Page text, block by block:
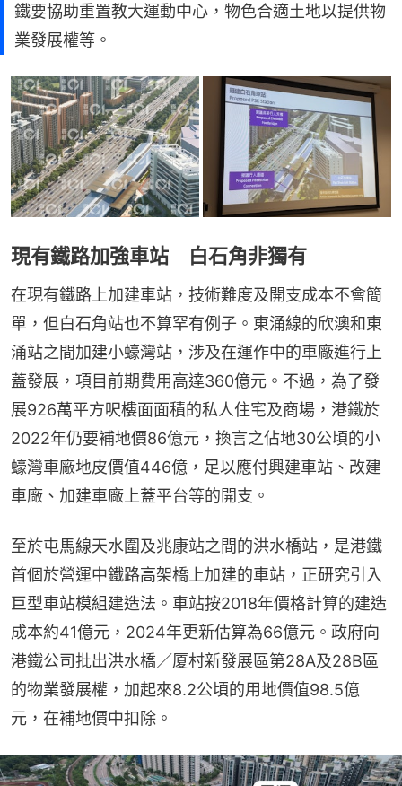
鐵要協助重置教大運動中心，物色合適土地以提供物
業發展權等。
現有鐵路加強車站 白石角非獨有
在現有鐵路上加建車站，技術難度及開支成本不會簡
單，但白石角站也不算罕有例子。東涌線的欣澳和東
涌站之間加建小蠔灣站，涉及在運作中的車廠進行上
蓋發展，項目前期費用高達360億元。不過，為了發
展926萬平方呎樓面面積的私人住宅及商場，港鐵於
2022年仍要補地價86億元，換言之佔地30公頃的小
蠔灣車廠地皮價值446億，足以應付興建車站、改建
車廠、加建車廠上蓋平台等的開支。
至於屯馬線天水圍及兆康站之間的洪水橋站，是港鐵
首個於營運中鐵路高架橋上加建的車站，正研究引入
巨型車站模組建造法。車站按2018年價格計算的建造
成本約41億元，2024年更新估算為66億元。政府向
港鐵公司批出洪水橋／厦村新發展區第28A及28B區
的物業發展權，加起來8.2公頃的用地價值98.5億
元，在補地價中扣除。